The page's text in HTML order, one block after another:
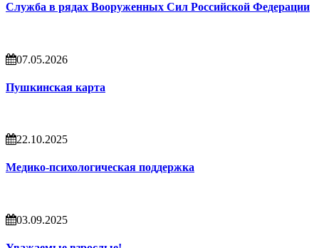
Служба в рядах Вооруженных Сил Российской Федерации
07.05.2026
Пушкинская карта
22.10.2025
Медико-психологическая поддержка
03.09.2025